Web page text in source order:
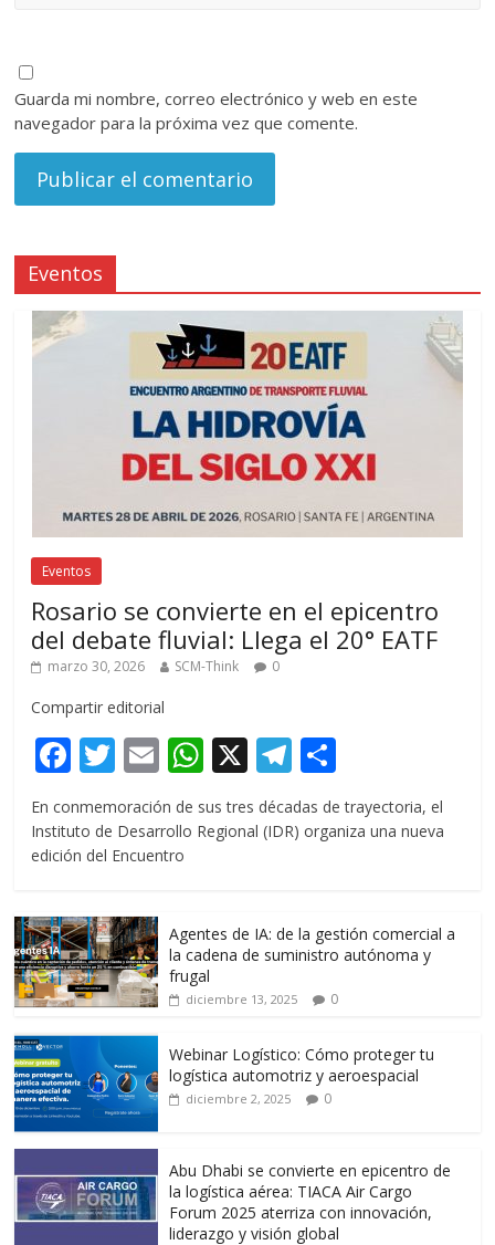
Guarda mi nombre, correo electrónico y web en este
navegador para la próxima vez que comente.
Eventos
Eventos
Rosario se convierte en el epicentro
del debate fluvial: Llega el 20° EATF
marzo 30, 2026 SCM-Think 0
Compartir editorial
F
e
b
o
k
T
itt
er
E
m
ai
l
W
at
p
p
X T
el
e
m
o
m
ti
r
En conmemoración de sus tres décadas de trayectoria, el
Instituto de Desarrollo Regional (IDR) organiza una nueva
edición del Encuentro
Agentes de IA: de la gestión comercial a
la cadena de suministro autónoma y
frugal
diciembre 13, 2025 0
Webinar Logístico: Cómo proteger tu
logística automotriz y aeroespacial
diciembre 2, 2025 0
Abu Dhabi se convierte en epicentro de
la logística aérea: TIACA Air Cargo
Forum 2025 aterriza con innovación,
liderazgo y visión global